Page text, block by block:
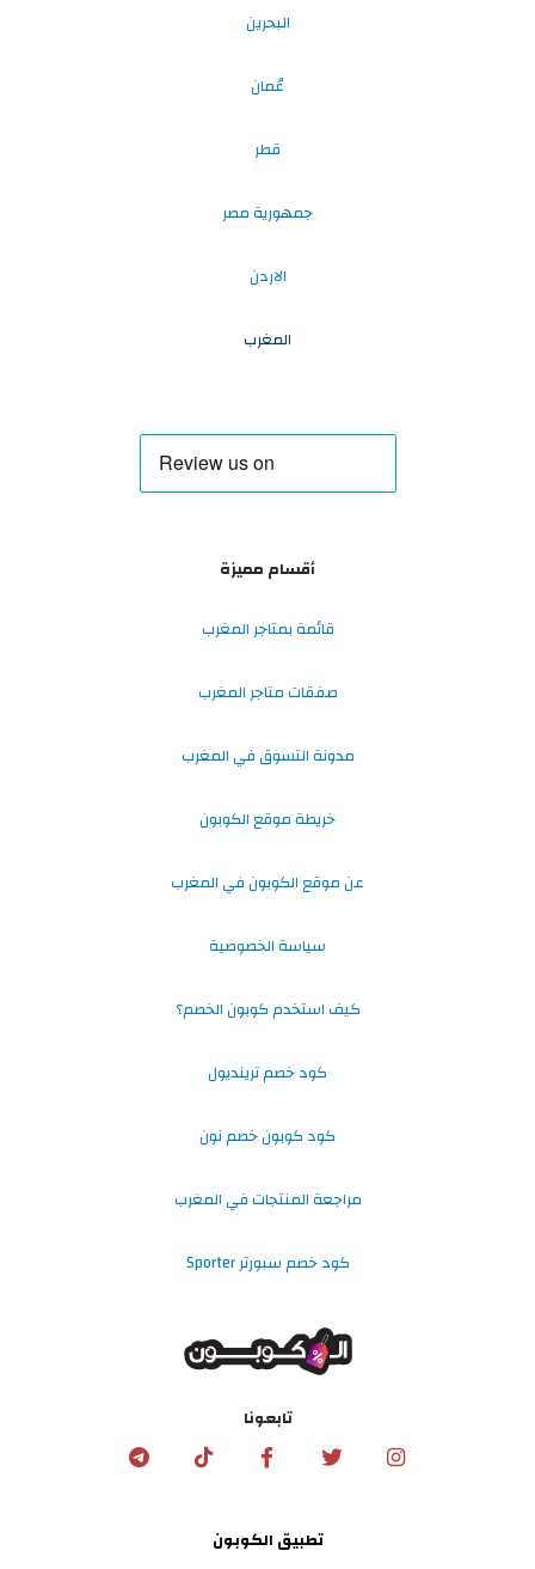
البحرين
عُمان
قطر
جمهورية مصر
الاردن
المغرب
أقسام مميزة
قائمة بمتاجر المغرب
صفقات متاجر المغرب
مدونة التسوق في المغرب
خريطة موقع الكوبون
عن موقع الكوبون في المغرب
سياسة الخصوصية
كيف استخدم كوبون الخصم؟
كود خصم ترينديول
كود كوبون خصم نون
مراجعة المنتجات في المغرب
كود خصم سبورتر Sporter
تابعونا
تطبيق الكوبون